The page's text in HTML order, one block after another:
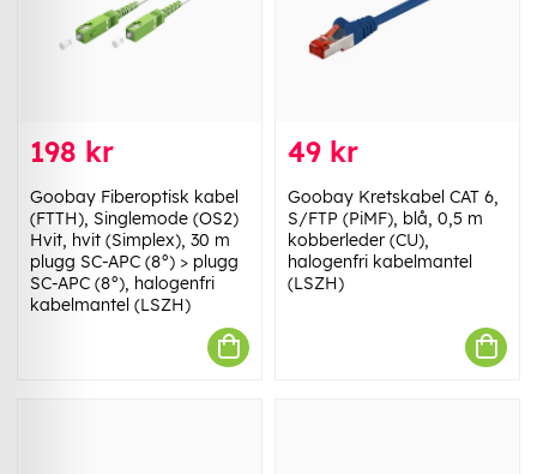
198 kr
Goobay Fiberoptisk kabel
(FTTH), Singlemode (OS2)
Hvit, hvit (Simplex), 30 m
plugg SC-APC (8°) > plugg
SC-APC (8°), halogenfri
kabelmantel (LSZH)
49 kr
Goobay Kretskabel CAT 6,
S/FTP (PiMF), blå, 0,5 m
kobberleder (CU),
halogenfri kabelmantel
(LSZH)